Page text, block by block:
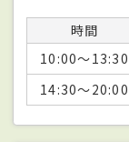
時間
10:00～13:30
14:30～20:00